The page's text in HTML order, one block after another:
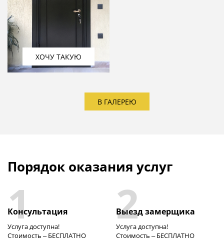
ХОЧУ ТАКУЮ
В ГАЛЕРЕЮ
Порядок оказания услуг
1
Консультация
Услуга доступна!
Стоимость – БЕСПЛАТНО
2
Выезд замерщика
Услуга доступна!
Стоимость – БЕСПЛАТНО